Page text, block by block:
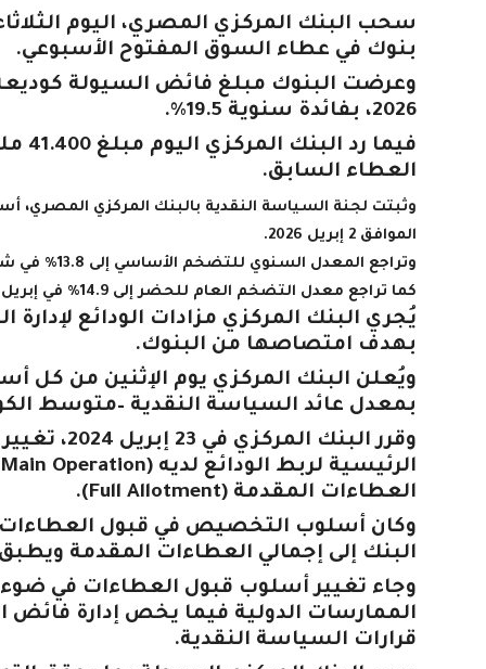
بنوك في عطاء السوق المفتوح الأسبوعي.
2026، بفائدة سنوية 19.5%.
العطاء السابق.
الموافق 2 إبريل 2026.
وتراجع المعدل السنوي للتضخم الأساسي إلى 13.8% في شهر إبريل 2026، مقابل 14% في مارس السابق له.
كما تراجع معدل التضخم العام للحضر إلى 14.9% في إبريل 2026، مقابل 15.2% في مارس 2026.
يُجري البنك المركزي مزادات الودائع
بهدف امتصاصها من البنوك.
ويُعلن البنك المركزي يوم الإثنين من كل
بمعدل عائد السياسة النقدية –متوسط
وقرر
العطاءات المقدمة (Full Allotment).
وكان أسلوب التخصيص في قبول العطاءات
البنك إلى إجمالي العطاءات المقدمة
وجاء تغيير أسلوب قبول العطاءات في
الممارسات الدولية فيما يخص إدارة فائض
قرارات السياسة النقدية.